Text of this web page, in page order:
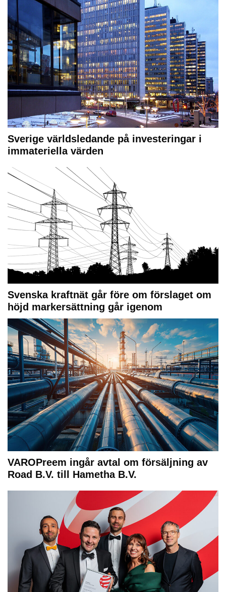
Sverige världsledande på investeringar i
immateriella värden
Svenska kraftnät går före om förslaget om
höjd markersättning går igenom
VAROPreem ingår avtal om försäljning av
Road B.V. till Hametha B.V.